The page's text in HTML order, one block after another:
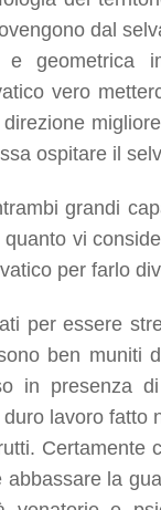
dal
geometrica
vero
ospitare il
grandi
vi
per farlo
per essere
ben muniti
in presenza
lavoro fatto
Certamente
la